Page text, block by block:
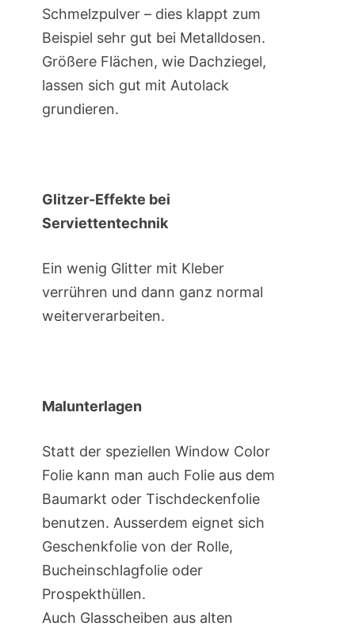
Schmelzpulver – dies klappt zum
Beispiel sehr gut bei Metalldosen.
Größere Flächen, wie Dachziegel,
lassen sich gut mit Autolack
grundieren.
Glitzer-Effekte bei
Serviettentechnik
Ein wenig Glitter mit Kleber
verrühren und dann ganz normal
weiterverarbeiten.
Malunterlagen
Statt der speziellen Window Color
Folie kann man auch Folie aus dem
Baumarkt oder Tischdeckenfolie
benutzen. Ausserdem eignet sich
Geschenkfolie von der Rolle,
Bucheinschlagfolie oder
Prospekthüllen.
Auch Glasscheiben aus alten